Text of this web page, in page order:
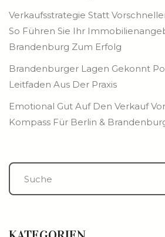
Verkaufsstrategie Statt
So Führen Sie Ihr
Brandenburg Zum Erfolg
Brandenburger Lagen Gekonnt
Leitfaden Aus Der Praxis
Emotional Gut Auf Den Verkauf
Kompass Für Berlin &